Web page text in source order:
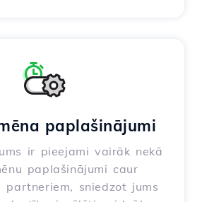
paplašinājumi
ir pieejami vairāk nekā
paplašinājumi caur
partneriem, sniedzot jums